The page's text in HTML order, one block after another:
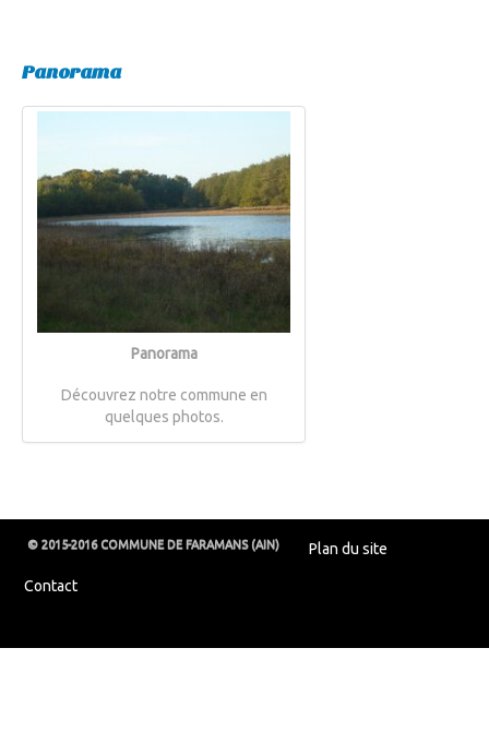
Panorama
Panorama
Découvrez notre commune en
quelques photos.
© 2015-2016 COMMUNE DE FARAMANS (AIN) Plan du site
Contact